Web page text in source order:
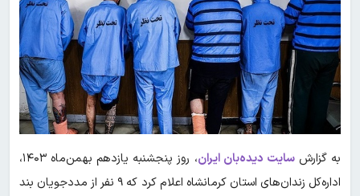
به گزارشسایت دیده‌بان ایران
، روز پنجشنبه یازدهم بهمن‌ماه ۱۴۰۳،
اداره‌کل زندان‌های استان کرمانشاه اعلام کرد که ۹ نفر از مددجویان بند